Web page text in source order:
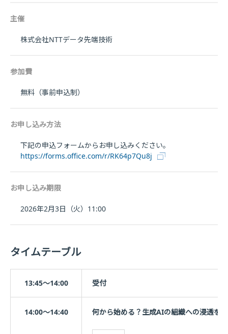
主催
株式会社NTTデータ先端技術
参加費
無料（事前申込制）
お申し込み方法
下記の申込フォームからお申し込みください。
https://forms.office.com/r/RK64p7Qu8j
お申し込み期限
2026年2月3日（火）11:00
タイムテーブル
13:45～14:00 受付
14:00～14:40 何から始める？生成AIの組織への浸透を